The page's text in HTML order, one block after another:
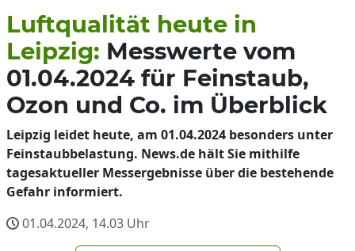
Luftqualität heute in
Leipzig: Messwerte vom
01.04.2024 für Feinstaub,
Ozon und Co. im Überblick
Leipzig leidet heute, am 01.04.2024 besonders unter
Feinstaubbelastung. News.de hält Sie mithilfe
tagesaktueller Messergebnisse über die bestehende
Gefahr informiert.
01.04.2024, 14.03 Uhr